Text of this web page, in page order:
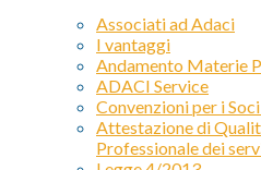
Associati ad Adaci
I vantaggi
Andamento Materie
ADACI Service
Convenzioni per i
Attestazione di
Professionale dei